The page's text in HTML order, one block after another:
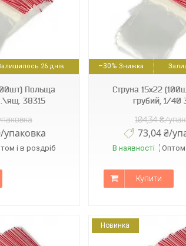
26 днів
Польща
38315
упаковка
і в роздріб
–30%
Струна 15х22
грубий, 1/40
104,34 ₴/
73,04 ₴/
В наявності Оптом
Купити
3466
Новинка